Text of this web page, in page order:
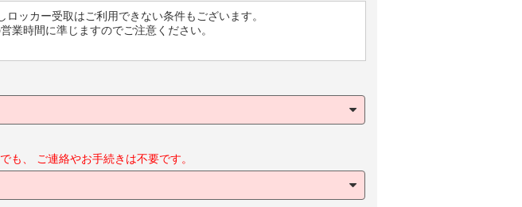
ッカー受取はご利用できない条件もございます。
業時間に準じますのでご注意ください。
も、 ご連絡やお手続きは不要です。